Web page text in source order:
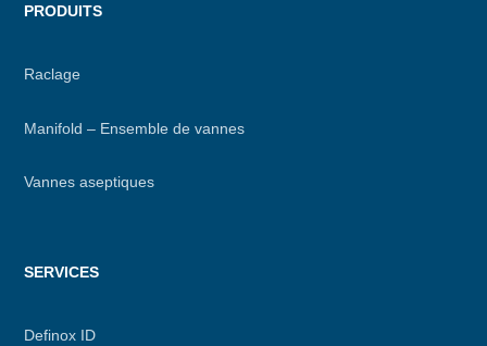
PRODUITS
Raclage
Manifold – Ensemble de vannes
Vannes aseptiques
SERVICES
Definox ID